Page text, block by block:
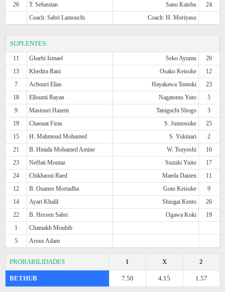
26
T. Sebastian Sano Kaishu
24
Coach: Sabri Lamouchi
Coach: H. Moriyasu
SUPLENTES:
11 Gharbi Ismael Seko Ayumu
20
13
Khedira Rani Osako Keisuke
12
7
Achouri Elias Hayakawa Tomoki
23
18
Elloumi Rayan Nagatomo Yuto
5
9
Mastouri Hazem Taniguchi Shogo
3
19
Chaouat Firas S. Junnosuke
25
15
H. Mahmoud Mohamed S. Yukinari
2
21
B. Hmida Mohamed Amine W. Tsuyoshi
16
23
Neffati Moutaz Suzuki Yuito
17
24
Chikhaoui Raed Maeda Daizen
11
12
B. Ouanes Mortadha Goto Keisuke
9
14
Ayari Khalil Shiogai Kento
26
22
B. Hessen Sabri Ogawa Koki
19
1
Chamakh Mouhib
5
Arous Adam
PROBABILIDADES 2
X
1
BETHUB 1.57
4.15
7.50